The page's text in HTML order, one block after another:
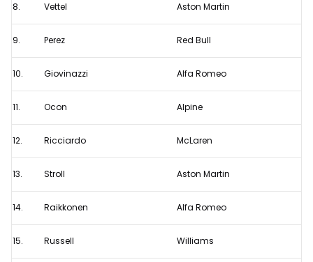
8. Vettel Aston Martin
9. Perez Red Bull
10. Giovinazzi Alfa Romeo
11. Ocon Alpine
12. Ricciardo McLaren
13. Stroll Aston Martin
14. Raikkonen Alfa Romeo
15. Russell Williams